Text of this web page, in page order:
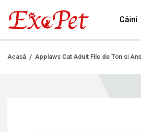
Câini
Acasă Applaws Cat Adult File de Ton si